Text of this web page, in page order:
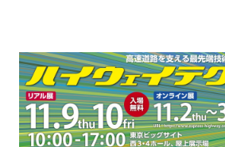
お問い合わせ